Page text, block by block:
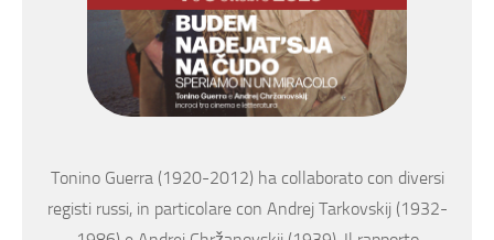
Tonino Guerra (1920-2012) ha collaborato con diversi
registi russi, in particolare con Andrej Tarkovskij (1932-